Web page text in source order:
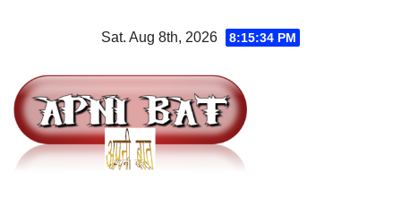
Sat. Aug 8th, 2026 8:15:34 PM